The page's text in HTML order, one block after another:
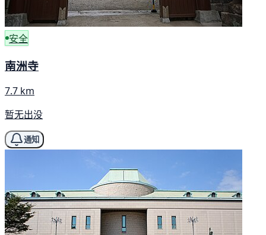
安全
南洲寺
7.7 km
暂无出没
通知